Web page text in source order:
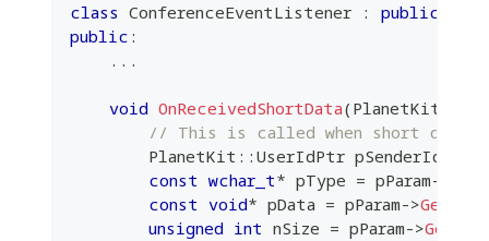
class ConferenceEventListener : public
public :
. . .
void OnReceivedShortData( PlanetKit
// This is called when short data
        PlanetKit
:: UserIdPtr pSenderId
const wchar_t* pType = pParam->
const void* pData = pParam->GetData
unsigned int nSize = pParam->